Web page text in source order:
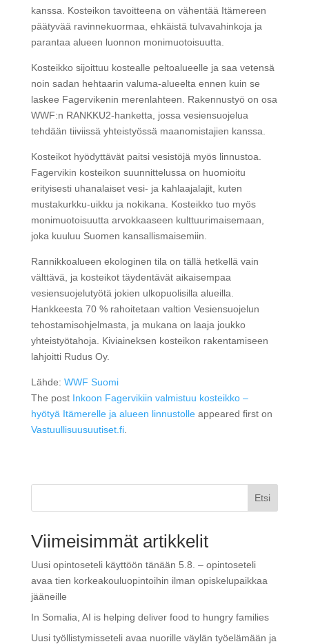
kanssa. Kosteikon tavoitteena on vähentää Itämereen
päätyvää ravinnekuormaa, ehkäistä tulvavahinkoja ja
parantaa alueen luonnon monimuotoisuutta.
Kosteikko sijoittuu kostealle peltoalueelle ja saa vetensä
noin sadan hehtaarin valuma-alueelta ennen kuin se
laskee Fagervikenin merenlahteen. Rakennustyö on osa
WWF:n RANKKU2-hanketta, jossa vesiensuojelua
tehdään tiiviissä yhteistyössä maanomistajien kanssa.
Kosteikot hyödyttävät paitsi vesistöjä myös linnustoa.
Fagervikin kosteikon suunnittelussa on huomioitu
erityisesti uhanalaiset vesi- ja kahlaajalajit, kuten
mustakurkku-uikku ja nokikana. Kosteikko tuo myös
monimuotoisuutta arvokkaaseen kulttuurimaisemaan,
joka kuuluu Suomen kansallismaisemiin.
Rannikkoalueen ekologinen tila on tällä hetkellä vain
välttävä, ja kosteikot täydentävät aikaisempaa
vesiensuojelutyötä jokien ulkopuolisilla alueilla.
Hankkeesta 70 % rahoitetaan valtion Vesiensuojelun
tehostamisohjelmasta, ja mukana on laaja joukko
yhteistyötahoja. Kiviaineksen kosteikon rakentamiseen
lahjoitti Rudus Oy.
Lähde: WWF Suomi
The post Inkoon Fagervikiin valmistuu kosteikko –
hyötyä Itämerelle ja alueen linnustolleappeared first on
Vastuullisuusuutiset.fi.
Etsi
Viimeisimmät artikkelit
Uusi opintoseteli käyttöön tänään 5.8. – opintoseteli
avaa tien korkeakouluopintoihin ilman opiskelupaikkaa
jääneille
In Somalia, AI is helping deliver food to hungry families
Uusi työllistymisseteli avaa nuorille väylän työelämään ja